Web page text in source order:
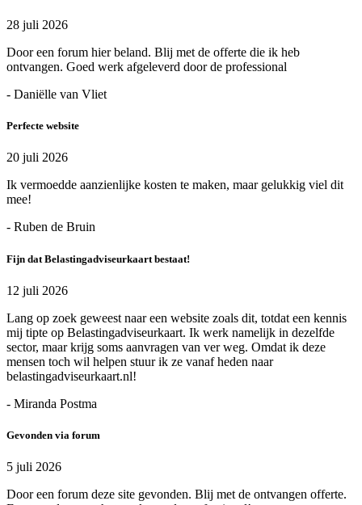
28 juli 2026
Door een forum hier beland. Blij met de offerte die ik heb
ontvangen. Goed werk afgeleverd door de professional
- Daniëlle van Vliet
Perfecte website
20 juli 2026
Ik vermoedde aanzienlijke kosten te maken, maar gelukkig viel dit
mee!
- Ruben de Bruin
Fijn dat Belastingadviseurkaart bestaat!
12 juli 2026
Lang op zoek geweest naar een website zoals dit, totdat een kennis
mij tipte op Belastingadviseurkaart. Ik werk namelijk in dezelfde
sector, maar krijg soms aanvragen van ver weg. Omdat ik deze
mensen toch wil helpen stuur ik ze vanaf heden naar
belastingadviseurkaart.nl!
- Miranda Postma
Gevonden via forum
5 juli 2026
Door een forum deze site gevonden. Blij met de ontvangen offerte.